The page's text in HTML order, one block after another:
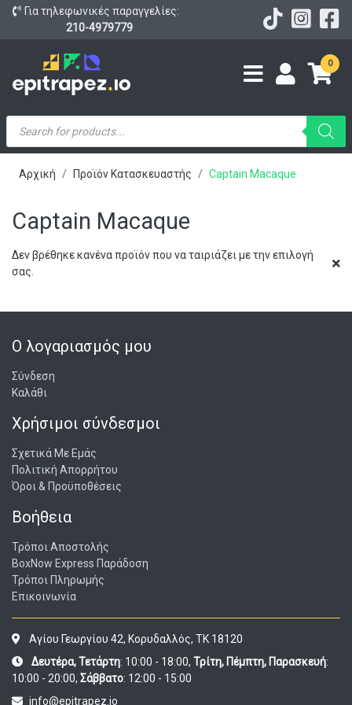
Για τηλεφωνικές παραγγελίες:
210-4979779
0
Products
search
Αρχική Προϊόν Κατασκευαστής Captain Macaque
Captain Macaque
Δεν βρέθηκε κανένα προϊόν που να ταιριάζει με την επιλογή
σας.
Ο λογαριασμός μου
Σύνδεση
Καλάθι
Χρήσιμοι σύνδεσμοι
Σχετικά Με Εμάς
Πολιτική Απορρήτου
Όροι & Προϋποθέσεις
Βοήθεια
Τρόποι Αποστολής
BoxNow Express Παράδοση
Τρόποι Πληρωμής
Επικοινωνία
Αγίου Γεωργίου 42, Κορυδαλλός, ΤΚ 18120
Δευτέρα, Τετάρτη: 10:00 - 18:00, Τρίτη, Πέμπτη, Παρασκευή:
10:00 - 20:00, Σάββατο: 12:00 - 15:00
info@epitrapez.io